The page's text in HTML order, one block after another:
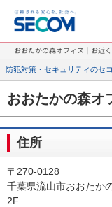
おおたかの森オフィス｜お近
防犯対策・セキュリティのセ
おおたかの森オ
住所
〒270-0128
千葉県流山市おおたか
2F